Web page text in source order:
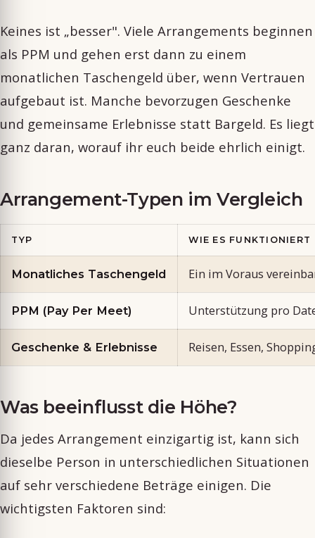
Keines ist „besser". Viele Arrangements beginnen
als PPM und gehen erst dann zu einem
monatlichen Taschengeld über, wenn Vertrauen
aufgebaut ist. Manche bevorzugen Geschenke
und gemeinsame Erlebnisse statt Bargeld. Es liegt
ganz daran, worauf ihr euch beide ehrlich einigt.
Arrangement-Typen im Vergleich
TYP WIE ES FUNKTIONIERT
Monatliches Taschengeld Ein im Voraus
PPM (Pay Per Meet) Unterstützung pro
Geschenke & Erlebnisse Reisen, Essen,
Was beeinflusst die Höhe?
Da jedes Arrangement einzigartig ist, kann sich
dieselbe Person in unterschiedlichen Situationen
auf sehr verschiedene Beträge einigen. Die
wichtigsten Faktoren sind: